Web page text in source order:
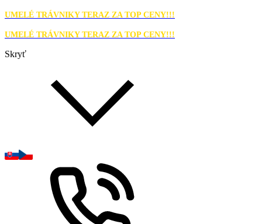
UMELÉ TRÁVNIKY TERAZ ZA TOP CENY!!!
UMELÉ TRÁVNIKY TERAZ ZA TOP CENY!!!
Skryť